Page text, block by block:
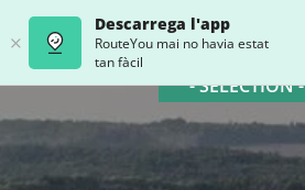
Descarrega l'app
RouteYou mai no havia estat
tan fàcil
- SELECTION -